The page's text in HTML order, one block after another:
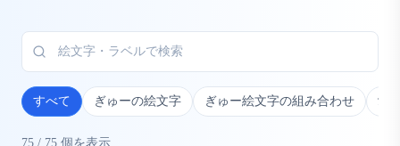
すべて ぎゅーの絵文字 ぎゅー絵文字の組み合わせ 愛
75 / 75 個を表示